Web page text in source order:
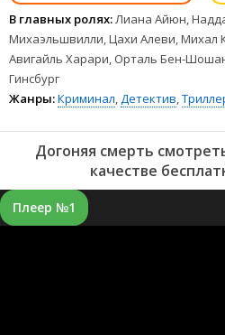
В главных ролях:Лиана Айюн,
Михаэльшвилли, Цахи Алеви, Михал
Авигайль Харари, Орталь Бен-
Гинсбург
Жанры:Криминал,Детектив,
Догоняя смерть
качестве
Плеер №1